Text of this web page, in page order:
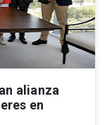
alianza
en